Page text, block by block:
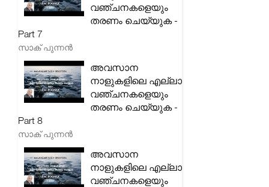
വഞ്ചനകളെയും
തരണം ചെയ്യുക -
Part 7
സാക് പുന്നൻ
അവസാന
നാളുകളിലെ എല്ലാ
വഞ്ചനകളെയും
തരണം ചെയ്യുക -
Part 8
സാക് പുന്നൻ
അവസാന
നാളുകളിലെ എല്ലാ
വഞ്ചനകളെയും